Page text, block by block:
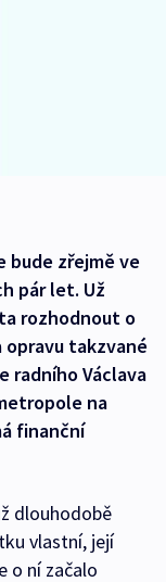
bude zřejmě ve
pár let. Už
rozhodnout o
takzvané
radního Václava
na
finanční
dlouhodobě
vlastní, její
o ní začalo